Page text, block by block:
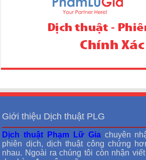
Giới thiệu Dịch thuật PLG
Dịch thuật Phạm Lữ Giachuyên
phiên dịch, dịch thuật công chứng
nhau. Ngoài ra chúng tôi còn nhận